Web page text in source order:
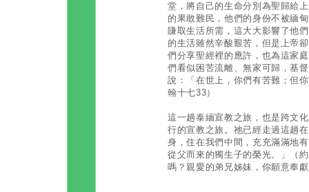
堂，將自己的生命分別為聖歸給
的果敢難民，他們的身份不被緬
賺取生活所需，這大大影響了他
的生活雖然辛酸艱苦，但是上帝
們分享聖經裡的應許，也為這家
們看似困苦流離、無家可歸，基
說：「在世上，你們有苦難；但
翰十七33）
這一趟泰緬宣教之旅，也是跨文
行的宣教之旅。祂已經走過這趟
身，住在我們中間，充充滿滿地
從父而來的獨生子的榮光。」（
嗎？親愛的弟兄姊妹，你願意奉